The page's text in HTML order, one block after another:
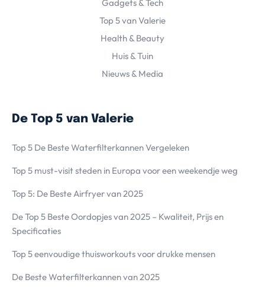
Gadgets & Tech
Top 5 van Valerie
Health & Beauty
Huis & Tuin
Nieuws & Media
De Top 5 van Valerie
Top 5 De Beste Waterfilterkannen Vergeleken
Top 5 must-visit steden in Europa voor een weekendje weg
Top 5: De Beste Airfryer van 2025
De Top 5 Beste Oordopjes van 2025 – Kwaliteit, Prijs en
Specificaties
Top 5 eenvoudige thuisworkouts voor drukke mensen
De Beste Waterfilterkannen van 2025